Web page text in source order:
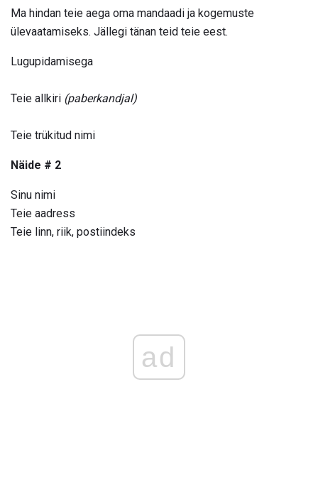
Ma hindan teie aega oma mandaadi ja kogemuste
ülevaatamiseks. Jällegi tänan teid teie eest.
Lugupidamisega
Teie allkiri (paberkandjal)
Teie trükitud nimi
Näide # 2
Sinu nimi
Teie aadress
Teie linn, riik, postiindeks
ad